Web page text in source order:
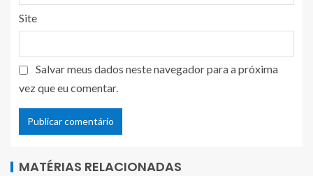
Site
Salvar meus dados neste navegador para a próxima
vez que eu comentar.
MATÉRIAS RELACIONADAS